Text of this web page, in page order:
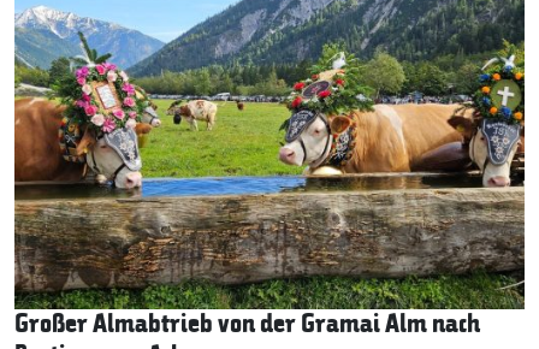
Großer Almabtrieb von der Gramai Alm nach